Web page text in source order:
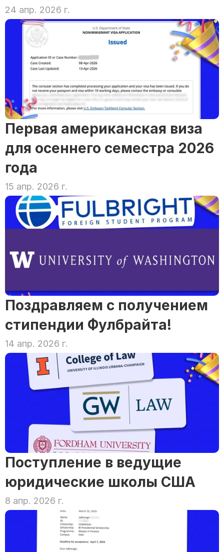
24 апр. 2026 г.
Первая американская виза
для осеннего семестра 2026
года
15 апр. 2026 г.
Поздравляем с получением
стипендии Фулбрайта!
14 апр. 2026 г.
Поступление в ведущие
юридические школы США
8 апр. 2026 г.